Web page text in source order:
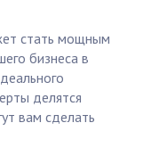
стать мощным
бизнеса в
делятся
вам сделать